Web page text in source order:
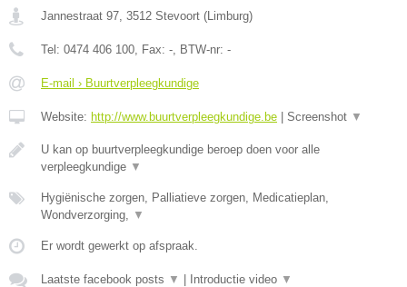
Jannestraat 97, 3512 Stevoort (Limburg)
Tel: 0474 406 100, Fax: -, BTW-nr: -
E-mail › Buurtverpleegkundige
Website: http://www.buurtverpleegkundige.be Screenshot ▼
U kan op buurtverpleegkundige beroep doen voor alle
verpleegkundige ▼
Hygiënische zorgen, Palliatieve zorgen, Medicatieplan,
Wondverzorging, ▼
Er wordt gewerkt op afspraak.
Laatste facebook posts ▼ Introductie video ▼